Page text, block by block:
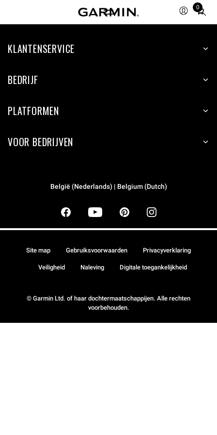
0
Total
items
cart:
KLANTENSERVICE
BEDRIJF
PLATFORMEN
VOOR BEDRIJVEN
België (Nederlands) | Belgium (Dutch)
© Garmin Ltd. of haar dochtermaatschappijen. Alle rechten
voorbehouden.
Site map Gebruiksvoorwaarden Privacyverklaring
Veiligheid Naleving Digitale toegankelijkheid